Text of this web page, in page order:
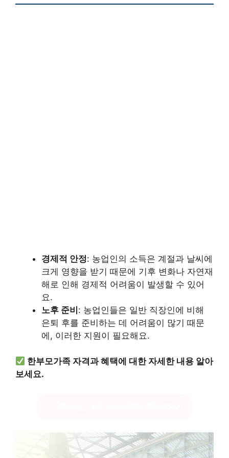
경제적 안정: 농업인의 소득은 계절과 날씨에
크게 영향을 받기 때문에 기후 변화나 자연재
해로 인해 경제적 어려움이 발생할 수 있어
요.
노후 준비: 농업인들은 일반 직장인에 비해
은퇴 후를 준비하는 데 어려움이 많기 때문
에, 이러한 지원이 필요해요.
한부모가족 자격과 혜택에 대한 자세한 내용 알아
보세요.